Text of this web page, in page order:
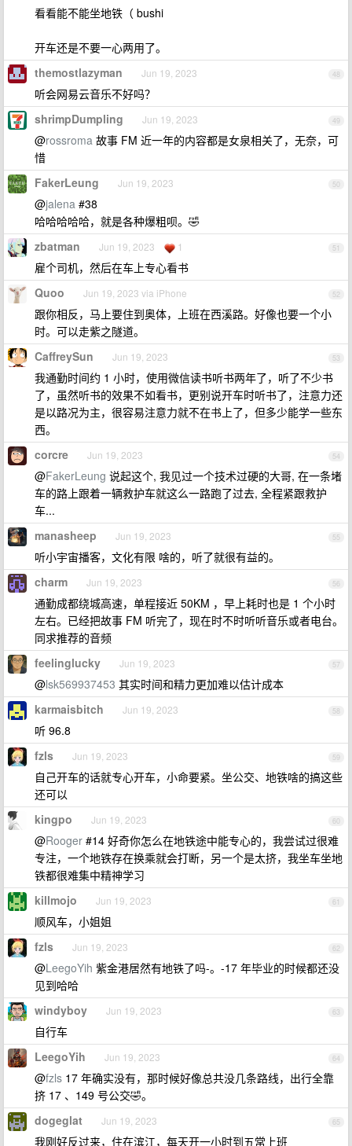
看看能不能坐地铁（ bushi
开车还是不要一心两用了。
48
themostlazyman Jun 19, 2023
听会网易云音乐不好吗？
49
shrimpDumpling Jun 19, 2023
@rossroma 故事 FM 近一年的内容都是女泉相关了，无奈，可
惜
50
FakerLeung Jun 19, 2023
@jalena #38
哈哈哈哈哈，就是各种爆粗呗。🤣
51
zbatman Jun 19, 2023 1
雇个司机，然后在车上专心看书
52
Quoo Jun 19, 2023 via iPhone
跟你相反，马上要住到奥体，上班在西溪路。好像也要一个小
时。可以走紫之隧道。
53
CaffreySun Jun 19, 2023
我通勤时间约 1 小时，使用微信读书听书两年了，听了不少书
了，虽然听书的效果不如看书，更别说开车时听书了，注意力还
是以路况为主，很容易注意力就不在书上了，但多少能学一些东
西。
54
corcre Jun 19, 2023
@FakerLeung 说起这个, 我见过一个技术过硬的大哥, 在一条堵
车的路上跟着一辆救护车就这么一路跑了过去, 全程紧跟救护
车...
55
manasheep Jun 19, 2023
听小宇宙播客，文化有限 啥的，听了就很有益的。
56
charm Jun 19, 2023
通勤成都绕城高速，单程接近 50KM ，早上耗时也是 1 个小时
左右。已经把故事 FM 听完了，现在时不时听听音乐或者电台。
同求推荐的音频
57
feelinglucky Jun 19, 2023
@lsk569937453 其实时间和精力更加难以估计成本
58
karmaisbitch Jun 19, 2023
听 96.8
59
fzls Jun 19, 2023
自己开车的话就专心开车，小命要紧。坐公交、地铁啥的搞这些
还可以
60
kingpo Jun 19, 2023
@Rooger #14 好奇你怎么在地铁途中能专心的，我尝试过很难
专注，一个地铁存在换乘就会打断，另一个是太挤，我坐车坐地
铁都很难集中精神学习
61
killmojo Jun 19, 2023
顺风车，小姐姐
62
fzls Jun 19, 2023
@LeegoYih 紫金港居然有地铁了吗-。-17 年毕业的时候都还没
见到哈哈
63
windyboy Jun 19, 2023
自行车
64
LeegoYih Jun 19, 2023
@fzls 17 年确实没有，那时候好像总共没几条路线，出行全靠
挤 17 、149 号公交🤣。
65
dogeglat Jun 19, 2023
我刚好反过来，住在滨江，每天开一小时到五常上班